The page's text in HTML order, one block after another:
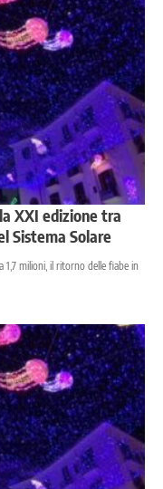
XXI edizione tra
Sistema Solare
milioni, il ritorno delle fiabe in